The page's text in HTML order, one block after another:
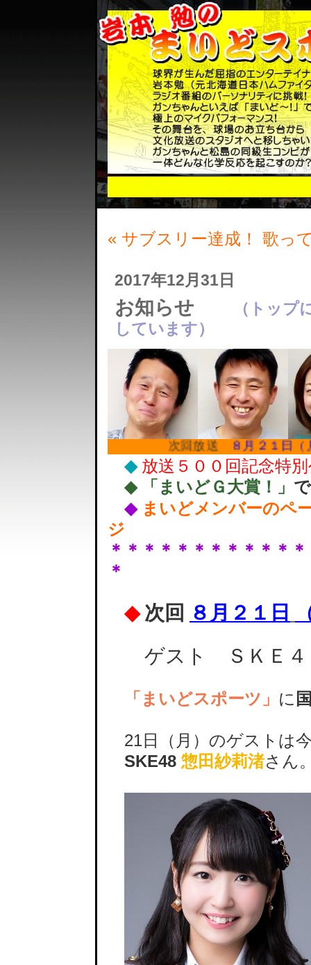
« サブスリー達成！ 歌っ
2017年12月31日
お知らせ
（トップ
しています）
次回放送８月２１日（月）１
◆ 放送５００回記念特
◆
「まいどＧ大賞！」 で
◆まいどメンバーのペ
ジ
＊＊＊＊＊＊＊＊＊＊＊
＊
◆ 次回 ８月２１日
ゲスト ＳＫＥ
「まいどスポーツ」 に
21日（月）のゲストは
SKE48 惣田紗莉渚さん